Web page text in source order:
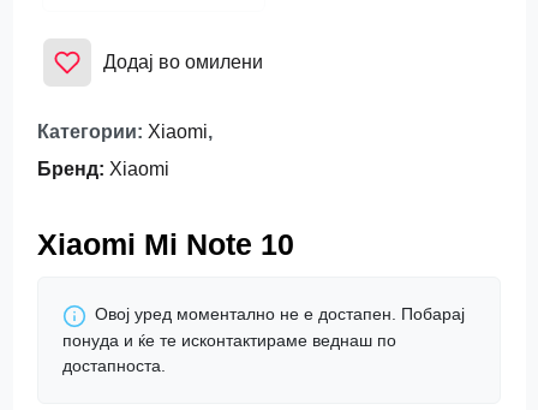
Додај во омилени
Категории: Xiaomi,
Бренд: Xiaomi
Xiaomi Mi Note 10
Овој уред моментално не е достапен. Побарај
понуда и ќе те исконтактираме веднаш по
достапноста.